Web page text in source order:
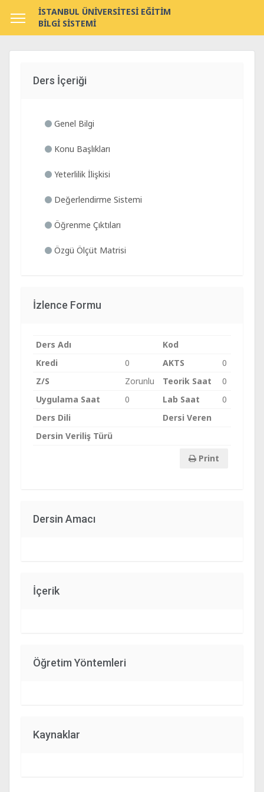
İSTANBUL ÜNİVERSİTESİ EĞİTİM
BİLGİ SİSTEMİ
Ders İçeriği
Genel Bilgi
Konu Başlıkları
Yeterlilik İlişkisi
Değerlendirme Sistemi
Öğrenme Çıktıları
Özgü Ölçüt Matrisi
İzlence Formu
Ders Adı
Kod
Kredi
0 AKTS
0
Z/S
Zorunlu Teorik Saat
0
Uygulama Saat
0 Lab Saat
0
Ders Dili
Dersi Veren
Dersin Veriliş Türü
Print
Dersin Amacı
İçerik
Öğretim Yöntemleri
Kaynaklar